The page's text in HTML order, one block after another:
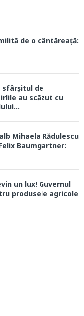
de o cântăreață:
sfârșitul de
au scăzut cu
Mihaela Rădulescu
Baumgartner:
un lux! Guvernul
produsele agricole